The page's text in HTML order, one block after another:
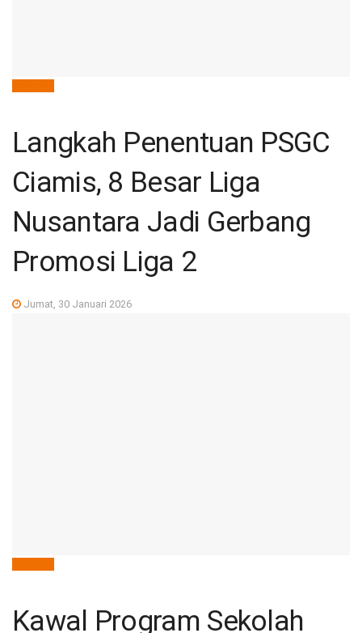
Langkah Penentuan PSGC
Ciamis, 8 Besar Liga
Nusantara Jadi Gerbang
Promosi Liga 2
Jumat, 30 Januari 2026
Kawal Program Sekolah